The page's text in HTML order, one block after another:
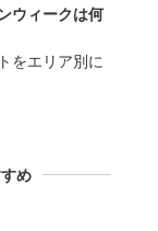
ウィークは何
をエリア別に
め